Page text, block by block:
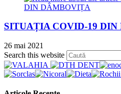
SITUAȚIA COVID-19
26 mai 2021
Search this website